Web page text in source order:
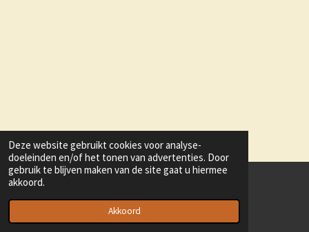
Deze website gebruikt cookies voor analyse-
doeleinden en/of het tonen van advertenties. Door
gebruik te blijven maken van de site gaat u hiermee
akkoord.
Akkoord
© 2022 - 2026 ornithologischerfgoed